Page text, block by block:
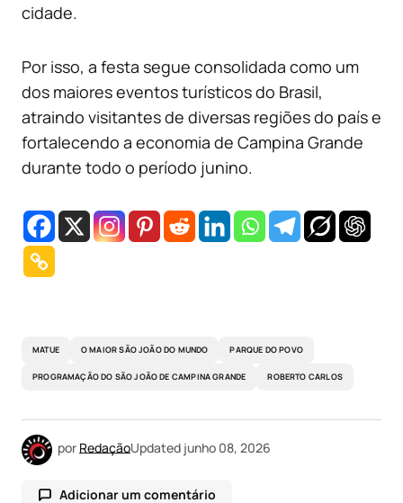
cidade.
Por isso, a festa segue consolidada como um
dos maiores eventos turísticos do Brasil,
atraindo visitantes de diversas regiões do país e
fortalecendo a economia de Campina Grande
durante todo o período junino.
MATUE O MAIOR SÃO JOÃO DO MUNDO PARQUE DO POVO
PROGRAMAÇÃO DO SÃO JOÃO DE CAMPINA GRANDE ROBERTO CARLOS
por RedaçãoUpdated junho 08, 2026
Adicionar um comentário